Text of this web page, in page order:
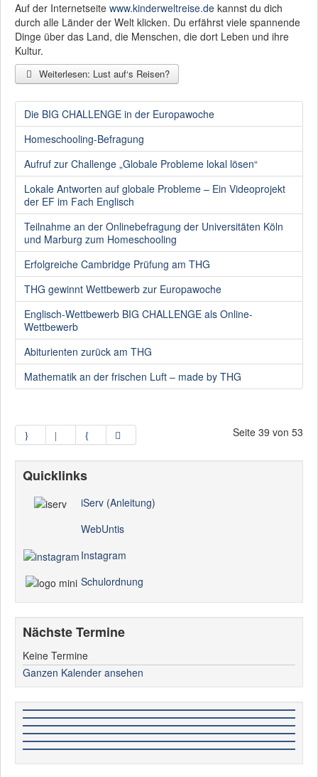
Auf der Internetseite www.kinderweltreise.de kannst du dich
durch alle Länder der Welt klicken. Du erfährst viele spannende
Dinge über das Land, die Menschen, die dort Leben und ihre
Kultur.
Weiterlesen: Lust auf‘s Reisen?
Die BIG CHALLENGE in der Europawoche
Homeschooling-Befragung
Aufruf zur Challenge „Globale Probleme lokal lösen“
Lokale Antworten auf globale Probleme – Ein Videoprojekt
der EF im Fach Englisch
Teilnahme an der Onlinebefragung der Universitäten Köln
und Marburg zum Homeschooling
Erfolgreiche Cambridge Prüfung am THG
THG gewinnt Wettbewerb zur Europawoche
Englisch-Wettbewerb BIG CHALLENGE als Online-
Wettbewerb
Abiturienten zurück am THG
Mathematik an der frischen Luft – made by THG
Seite 39 von 53
Quicklinks
iServ (Anleitung)
WebUntis
Instagram
Schulordnung
Nächste Termine
Keine Termine
Ganzen Kalender ansehen